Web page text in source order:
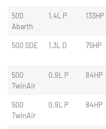
500
Abarth
1.4L P 133HP
500 SDE 1.3L D 75HP
500
TwinAir
0.9L P 84HP
500
TwinAir
0.9L P 84HP